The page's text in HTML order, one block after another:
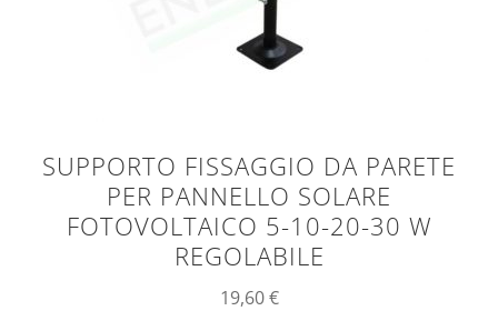
SUPPORTO FISSAGGIO DA PARETE
PER PANNELLO SOLARE
FOTOVOLTAICO 5-10-20-30 W
REGOLABILE
19,60€